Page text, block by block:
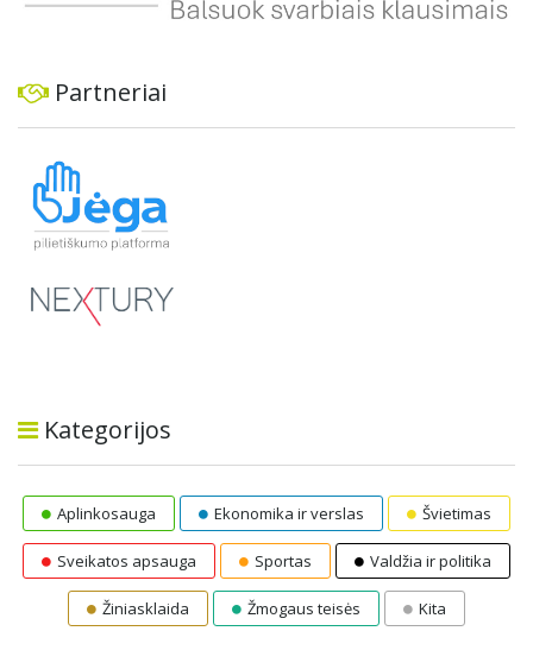
Partneriai
Kategorijos
Aplinkosauga Ekonomika ir verslas Švietimas
Sveikatos apsauga Sportas Valdžia ir politika
Žiniasklaida Žmogaus teisės Kita